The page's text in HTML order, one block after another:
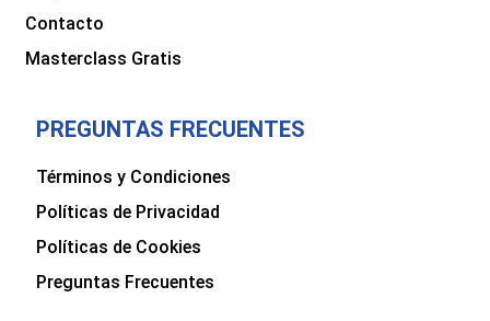
Contacto
Masterclass Gratis
PREGUNTAS FRECUENTES
Términos y Condiciones
Políticas de Privacidad
Políticas de Cookies
Preguntas Frecuentes